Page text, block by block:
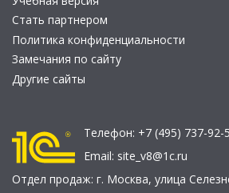
Стать партнером
Политика конфиденциальности
Замечания по сайту
Другие сайты
Телефон: +7 (495) 737-92-
Email: site_v8@1c.ru
Отдел продаж: г. Москва, улица